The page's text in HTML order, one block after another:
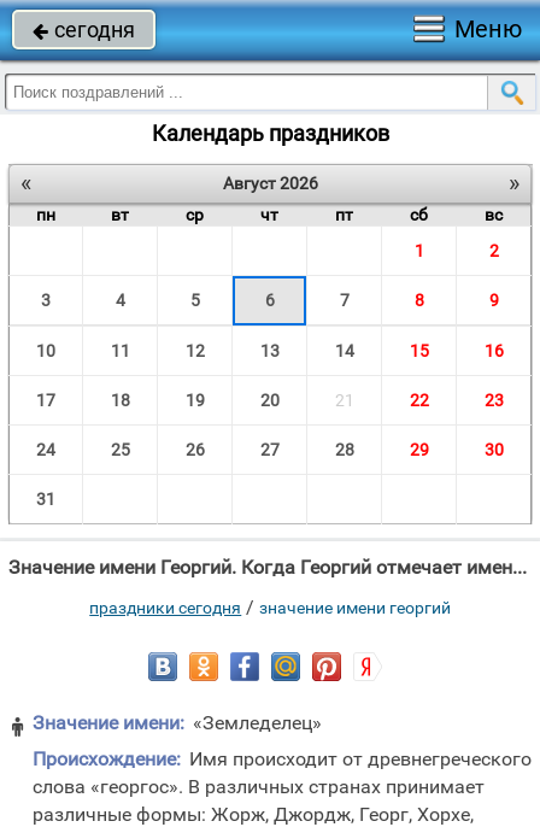
 сегодня Меню
Календарь праздников
« »
Август 2026
пн
вт ср чт пт сб
вс
1
2
3 4 5 6 7 8 9
10 11 12 13 14 15 16
17 18 19 20 21 22 23
24 25 26 27 28 29 30
31
Значение имени Георгий. Когда Георгий отмечает именины в 2026 году?
праздники сегодня /значение имени георгий
 Значение имени: «Земледелец»
Происхождение: Имя происходит от древнегреческого
слова «георгос». В различных странах принимает
различные формы: Жорж, Джордж, Георг, Хорхе,